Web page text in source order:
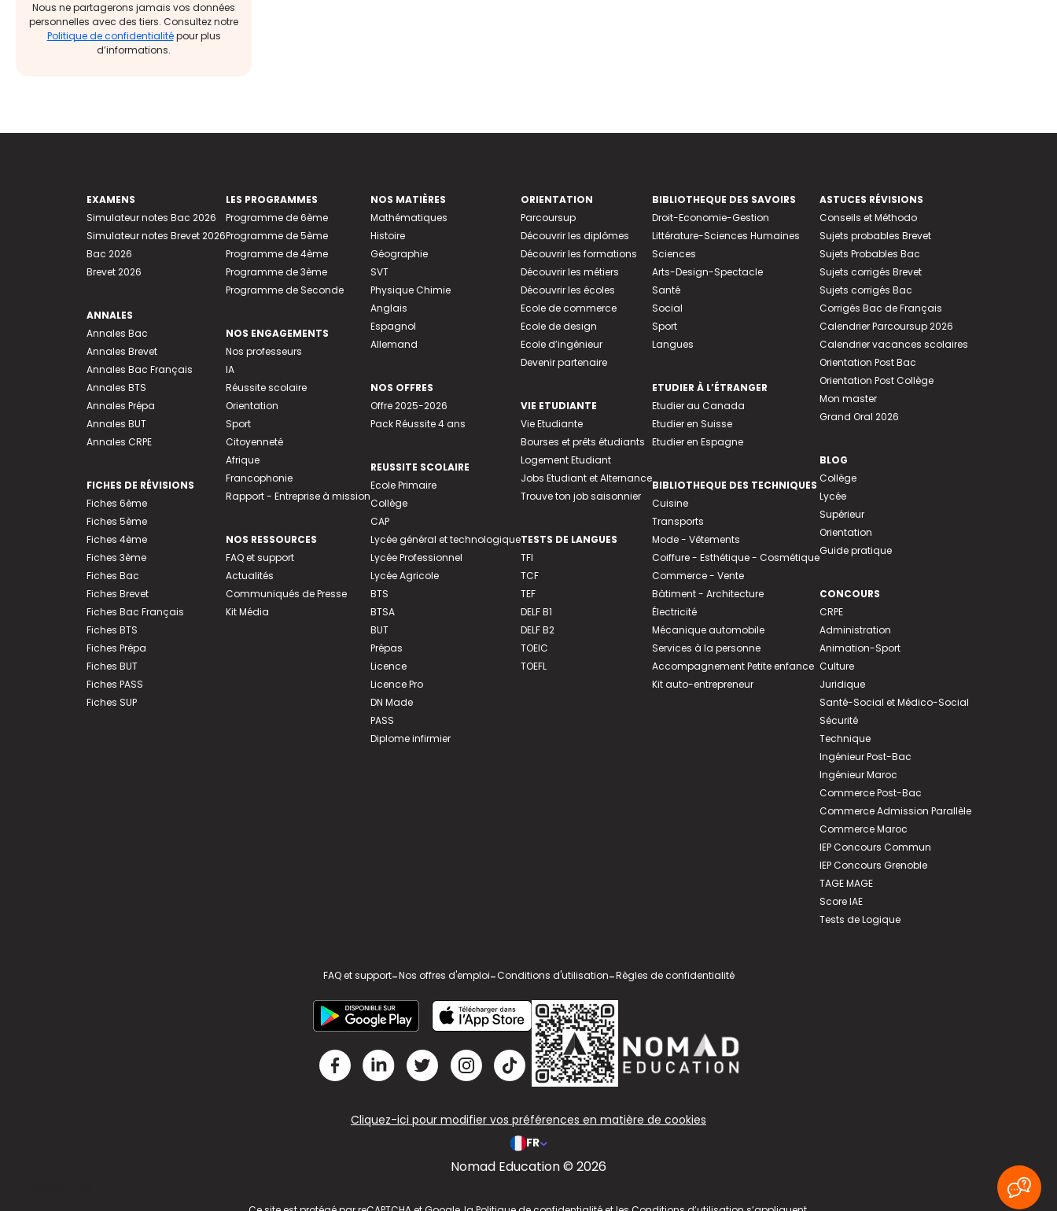
Nous ne partagerons jamais vos données
personnelles avec des tiers. Consultez notre
Politique de confidentialitépour plus
d’informations.
EXAMENS
Simulateur notes Bac 2026
Simulateur notes Brevet 2026
Bac 2026
Brevet 2026
ANNALES
Annales Bac
Annales Brevet
Annales Bac Français
Annales BTS
Annales Prépa
Annales BUT
Annales CRPE
FICHES DE RÉVISIONS
Fiches 6ème
Fiches 5ème
Fiches 4ème
Fiches 3ème
Fiches Bac
Fiches Brevet
Fiches Bac Français
Fiches BTS
Fiches Prépa
Fiches BUT
Fiches PASS
Fiches SUP
LES PROGRAMMES
Programme de 6ème
Programme de 5ème
Programme de 4ème
Programme de 3ème
Programme de Seconde
NOS ENGAGEMENTS
Nos professeurs
IA
Réussite scolaire
Orientation
Sport
Citoyenneté
Afrique
Francophonie
Rapport - Entreprise à mission
NOS RESSOURCES
FAQ et support
Actualités
Communiqués de Presse
Kit Média
NOS MATIÈRES
Mathématiques
Histoire
Géographie
SVT
Physique Chimie
Anglais
Espagnol
Allemand
NOS OFFRES
Offre 2025-2026
Pack Réussite 4 ans
REUSSITE SCOLAIRE
Ecole Primaire
Collège
CAP
Lycée général et technologique
Lycée Professionnel
Lycée Agricole
BTS
BTSA
BUT
Prépas
Licence
Licence Pro
DN Made
PASS
Diplome infirmier
ORIENTATION
Parcoursup
Découvrir les diplômes
Découvrir les formations
Découvrir les métiers
Découvrir les écoles
Ecole de commerce
Ecole de design
Ecole d’ingénieur
Devenir partenaire
VIE ETUDIANTE
Vie Etudiante
Bourses et prêts étudiants
Logement Etudiant
Jobs Etudiant et Alternance
Trouve ton job saisonnier
TESTS DE LANGUES
TFI
TCF
TEF
DELF B1
DELF B2
TOEIC
TOEFL
BIBLIOTHEQUE DES SAVOIRS
Droit-Economie-Gestion
Littérature-Sciences Humaines
Sciences
Arts-Design-Spectacle
Santé
Social
Sport
Langues
ETUDIER À L’ÉTRANGER
Etudier au Canada
Etudier en Suisse
Etudier en Espagne
BIBLIOTHEQUE DES TECHNIQUES
Cuisine
Transports
Mode - Vêtements
Coiffure - Esthétique - Cosmétique
Commerce - Vente
Bâtiment - Architecture
Électricité
Mécanique automobile
Services à la personne
Accompagnement Petite enfance
Kit auto-entrepreneur
ASTUCES RÉVISIONS
Conseils et Méthodo
Sujets probables Brevet
Sujets Probables Bac
Sujets corrigés Brevet
Sujets corrigés Bac
Corrigés Bac de Français
Calendrier Parcoursup 2026
Calendrier vacances scolaires
Orientation Post Bac
Orientation Post Collège
Mon master
Grand Oral 2026
BLOG
Collège
Lycée
Supérieur
Orientation
Guide pratique
CONCOURS
CRPE
Administration
Animation-Sport
Culture
Juridique
Santé-Social et Médico-Social
Sécurité
Technique
Ingénieur Post-Bac
Ingénieur Maroc
Commerce Post-Bac
Commerce Admission Parallèle
Commerce Maroc
IEP Concours Commun
IEP Concours Grenoble
TAGE MAGE
Score IAE
Tests de Logique
FAQ et support-Nos offres d'emploi-Conditions d'utilisation-Règles de confidentialité
Cliquez-ici pour modifier vos préférences en matière de cookies
FR
Nomad Education © 2026